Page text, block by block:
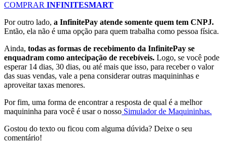
COMPRAR INFINITESMART
Por outro lado, a InfinitePay atende somente quem tem CNPJ.
Então, ela não é uma opção para quem trabalha como pessoa física.
Ainda, todas as formas de recebimento da InfinitePay se
enquadram como antecipação de recebíveis. Logo, se você pode
esperar 14 dias, 30 dias, ou até mais que isso, para receber o valor
das suas vendas, vale a pena considerar outras maquininhas e
aproveitar taxas menores.
Por fim, uma forma de encontrar a resposta de qual é a melhor
maquininha para você é usar o nosso Simulador de Maquininhas.
Gostou do texto ou ficou com alguma dúvida? Deixe o seu
comentário!